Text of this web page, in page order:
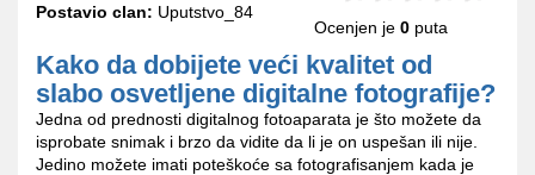
Postavio clan: Uputstvo_84
Ocenjen je 0 puta
Kako da dobijete veći kvalitet od
slabo osvetljene digitalne fotografije?
Jedna od prednosti digitalnog fotoaparata je što možete da
isprobate snimak i brzo da vidite da li je on uspešan ili nije.
Jedino možete imati poteškoće sa fotografisanjem kada je